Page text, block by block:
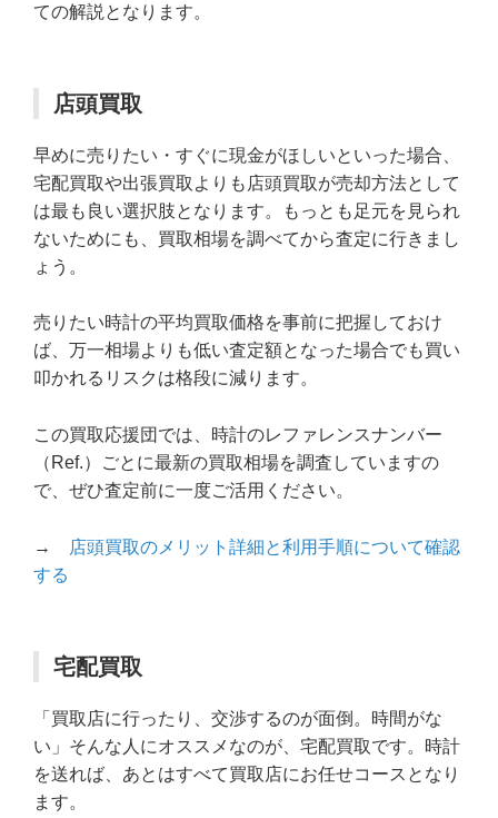
ての解説となります。
店頭買取
早めに売りたい・すぐに現金がほしいといった場合、
宅配買取や出張買取よりも店頭買取が売却方法として
は最も良い選択肢となります。もっとも足元を見られ
ないためにも、買取相場を調べてから査定に行きまし
ょう。
売りたい時計の平均買取価格を事前に把握しておけ
ば、万一相場よりも低い査定額となった場合でも買い
叩かれるリスクは格段に減ります。
この買取応援団では、時計のレファレンスナンバー
（Ref.）ごとに最新の買取相場を調査していますの
で、ぜひ査定前に一度ご活用ください。
→
店頭買取のメリット詳細と利用手順について確認
する
宅配買取
「買取店に行ったり、交渉するのが面倒。時間がな
い」そんな人にオススメなのが、宅配買取です。時計
を送れば、あとはすべて買取店にお任せコースとなり
ます。